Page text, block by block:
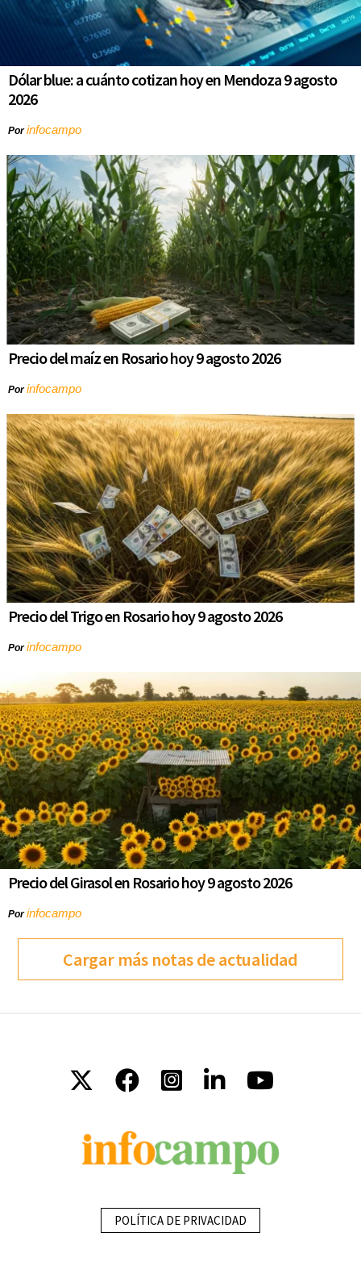
Dólar blue: a cuánto cotizan hoy en Mendoza 9 agosto
2026
Porinfocampo
Precio del maíz en Rosario hoy 9 agosto 2026
Porinfocampo
Precio del Trigo en Rosario hoy 9 agosto 2026
Porinfocampo
Precio del Girasol en Rosario hoy 9 agosto 2026
Porinfocampo
Cargar más notas de actualidad
POLÍTICA DE PRIVACIDAD